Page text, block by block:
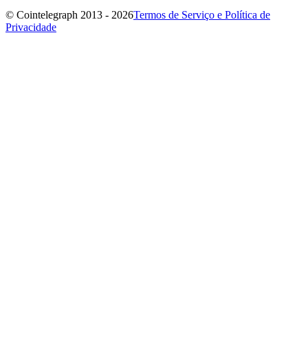
© Cointelegraph 2013 - 2026Termos de Serviço e Política de
Privacidade